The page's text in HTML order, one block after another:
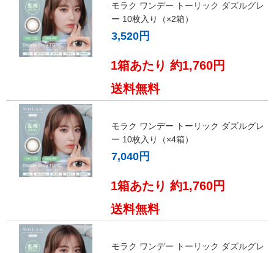
モラク ワンデー トーリック ダズルグレ
ー 10枚入り（×2箱）
3,520円
1箱あたり 約1,760円
送料無料
モラク ワンデー トーリック ダズルグレ
ー 10枚入り（×4箱）
7,040円
1箱あたり 約1,760円
送料無料
モラク ワンデー トーリック ダズルグレ